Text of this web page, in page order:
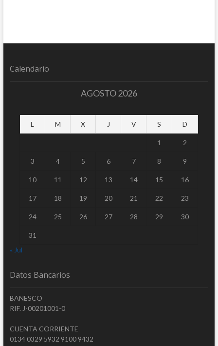
Calendario
AGOSTO 2026
L M X J V S D
1 2
3 4 5 6 7 8 9
10 11 12 13 14 15 16
17 18 19 20 21 22 23
24 25 26 27 28 29 30
31
« Jul
Datos Bancarios
BANESCO
RIF. J-00201001-0
CUENTA CORRIENTE
0134 0329 5932 9100 9432